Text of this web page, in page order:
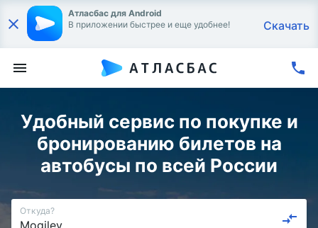
Атласбас для Android
В приложении быстрее и еще удобнее!
Скачать
Удобный сервис по покупке и
бронированию билетов на
автобусы по всей России
Откуда?